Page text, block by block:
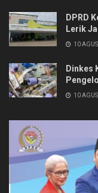
DPRD
Lerik
10
Dinkes
10